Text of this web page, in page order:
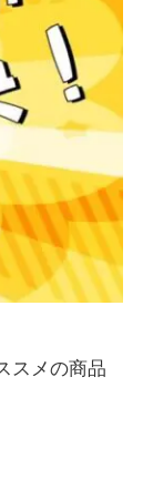
スメの商品